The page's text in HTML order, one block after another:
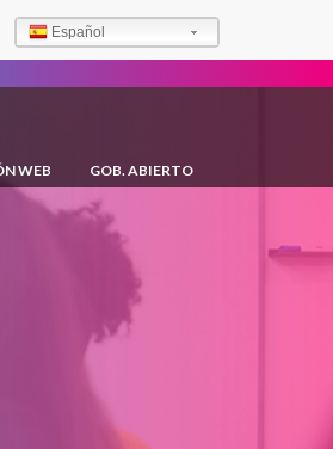
Español
WEB GOB. ABIERTO